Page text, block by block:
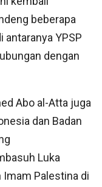
beberapa
antaranya YPSP
dengan
Abo al-Atta juga
dan Badan
Luka
Imam Palestina di